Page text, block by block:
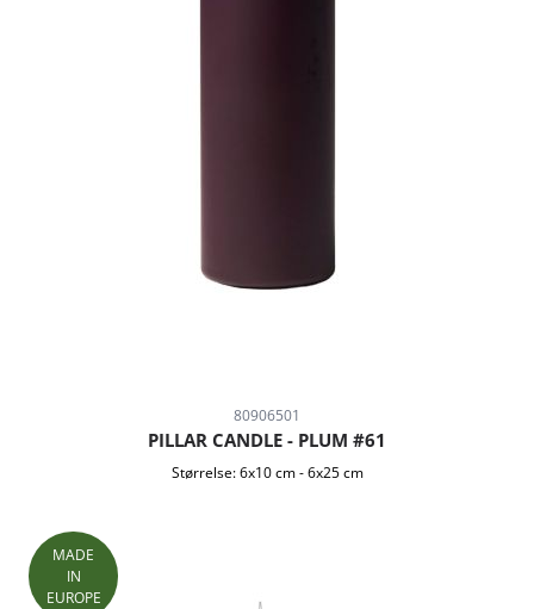
80906501
PILLAR CANDLE - PLUM #61
Størrelse: 6x10 cm -6x25 cm
MADE
IN
EUROPE